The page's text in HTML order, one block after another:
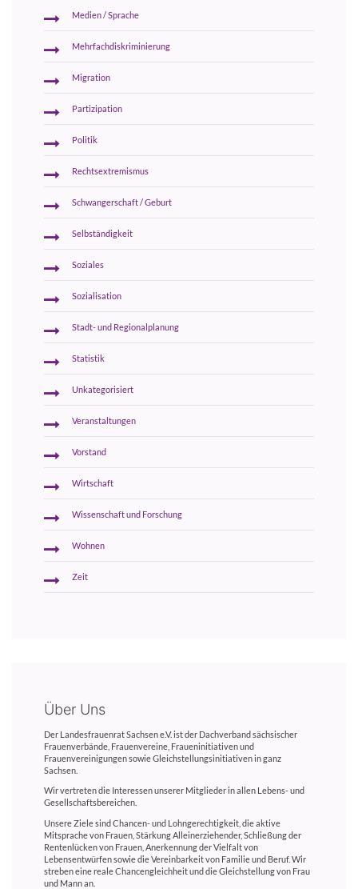
Medien / Sprache
Mehrfachdiskriminierung
Migration
Partizipation
Politik
Rechtsextremismus
Schwangerschaft / Geburt
Selbständigkeit
Soziales
Sozialisation
Stadt- und Regionalplanung
Statistik
Unkategorisiert
Veranstaltungen
Vorstand
Wirtschaft
Wissenschaft und Forschung
Wohnen
Zeit
Über Uns
Der Landesfrauenrat Sachsen e.V. ist der Dachverband sächsischer
Frauenverbände, Frauenvereine, Fraueninitiativen und
Frauenvereinigungen sowie Gleichstellungsinitiativen in ganz
Sachsen.
Wir vertreten die Interessen unserer Mitglieder in allen Lebens- und
Gesellschaftsbereichen.
Unsere Ziele sind Chancen- und Lohngerechtigkeit, die aktive
Mitsprache von Frauen, Stärkung Alleinerziehender, Schließung der
Rentenlücken von Frauen, Anerkennung der Vielfalt von
Lebensentwürfen sowie die Vereinbarkeit von Familie und Beruf. Wir
streben eine reale Chancengleichheit und die Gleichstellung von Frau
und Mann an.